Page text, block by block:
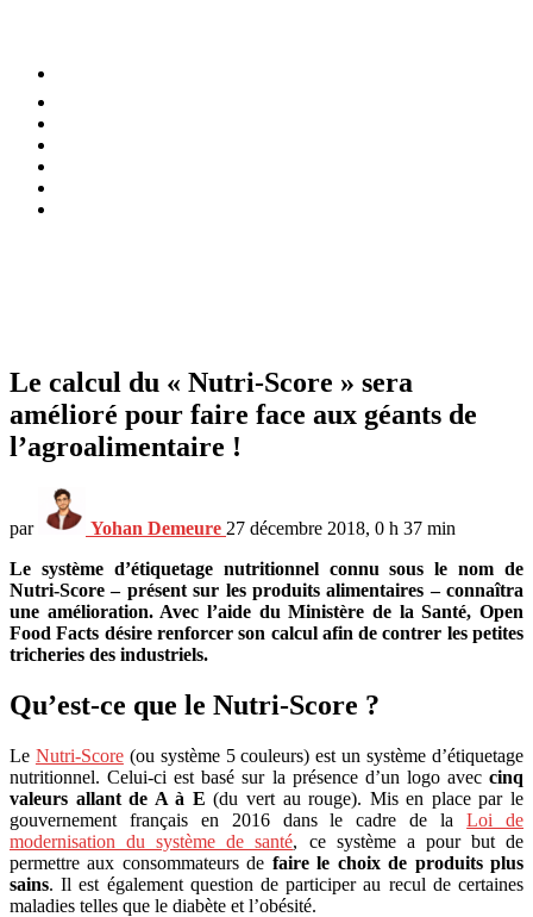
Le calcul du « Nutri-Score » sera
amélioré pour faire face aux géants de
l’agroalimentaire !
par Yohan Demeure 27 décembre 2018, 0 h 37 min
Le système d’étiquetage nutritionnel connu sous le nom de
Nutri-Score – présent sur les produits alimentaires – connaîtra
une amélioration. Avec l’aide du Ministère de la Santé, Open
Food Facts désire renforcer son calcul afin de contrer les petites
tricheries des industriels.
Qu’est-ce que le Nutri-Score ?
Le Nutri-Score(ou système 5 couleurs) est un système d’étiquetage
nutritionnel. Celui-ci est basé sur la présence d’un logo avec cinq
valeurs allant de A à E (du vert au rouge). Mis en place par le
gouvernement français en 2016 dans le cadre de laLoi de
modernisation du système de santé, ce système a pour but de
permettre aux consommateurs de faire le choix de produits plus
sains. Il est également question de participer au recul de certaines
maladies telles que le diabète et l’obésité.